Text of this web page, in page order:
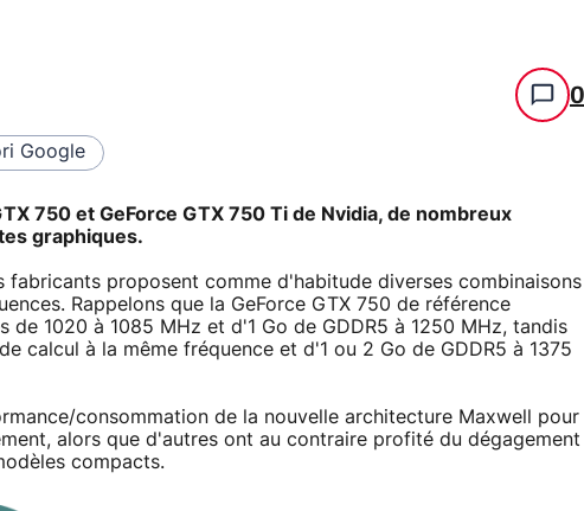
0
Google
750 et GeForce GTX 750 Ti de Nvidia, de nombreux
graphiques.
fabricants proposent comme d'habitude diverses combinaisons
Rappelons que la GeForce GTX 750 de référence
de 1020 à 1085 MHz et d'1 Go de GDDR5 à 1250 MHz, tandis
calcul à la même fréquence et d'1 ou 2 Go de GDDR5 à 1375
consommation de la nouvelle architecture Maxwell pour
alors que d'autres ont au contraire profité du dégagement
compacts.